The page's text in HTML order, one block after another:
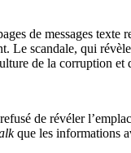
de messages
scandale, qui
de la corruption
de révéler
que les informations